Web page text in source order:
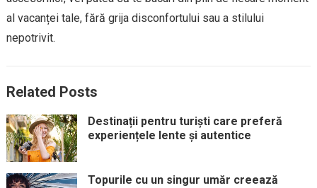
al vacanței tale, fără grija disconfortului sau a stilului
nepotrivit.
Related Posts
Destinații pentru turiști care preferă
experiențele lente și autentice
Topurile cu un singur umăr creează